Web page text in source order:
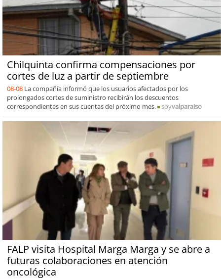
Chilquinta confirma compensaciones por
cortes de luz a partir de septiembre
08-08 La compañía informó que los usuarios afectados por los
prolongados cortes de suministro recibirán los descuentos
correspondientes en sus cuentas del próximo mes.
soyvalparaiso
FALP visita Hospital Marga Marga y se abre a
futuras colaboraciones en atención
oncológica